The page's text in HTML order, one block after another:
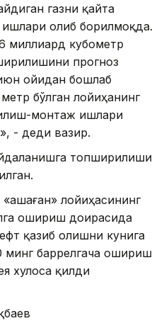
газни қайта
олиб борилмоқда.
миллиард кубометр
прогноз
ойидан бошлаб
бўлган лойиҳанинг
монтаж ишлари
- деди вазир.
топширилиши
лойиҳасининг
ошириш доирасида
қазиб олишни кунига
минг баррелгача ошириш
хулоса қилди